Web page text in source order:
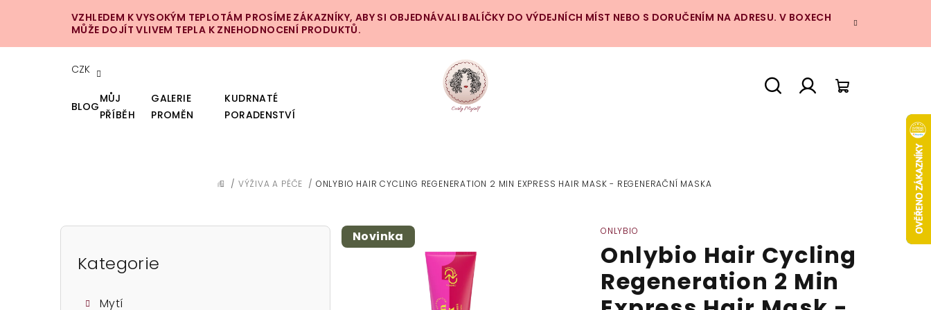
VZHLEDEM K VYSOKÝM TEPLOTÁM PROSÍME ZÁKAZNÍKY, ABY SI OBJEDNÁVALI BALÍČKY DO VÝDEJNÍCH MÍST NEBO S DORUČENÍM NA ADRESU. V BOXECH
MŮŽE DOJÍT VLIVEM TEPLA K ZNEHODNOCENÍ PRODUKTŮ.
CZK
BLOG
MŮJ
PŘÍBĚH
GALERIE
PROMĚN
KUDRNATÉ
PORADENSTVÍ
DOMŮ
/ VÝŽIVA A PÉČE / ONLYBIO HAIR CYCLING REGENERATION 2 MIN EXPRESS HAIR MASK - REGENERAČNÍ MASKA
P
Přeskočit
kategorie
Kategorie
Mytí
ONLYBIO
Onlybio Hair Cycling
Regeneration 2 Min
Novinka